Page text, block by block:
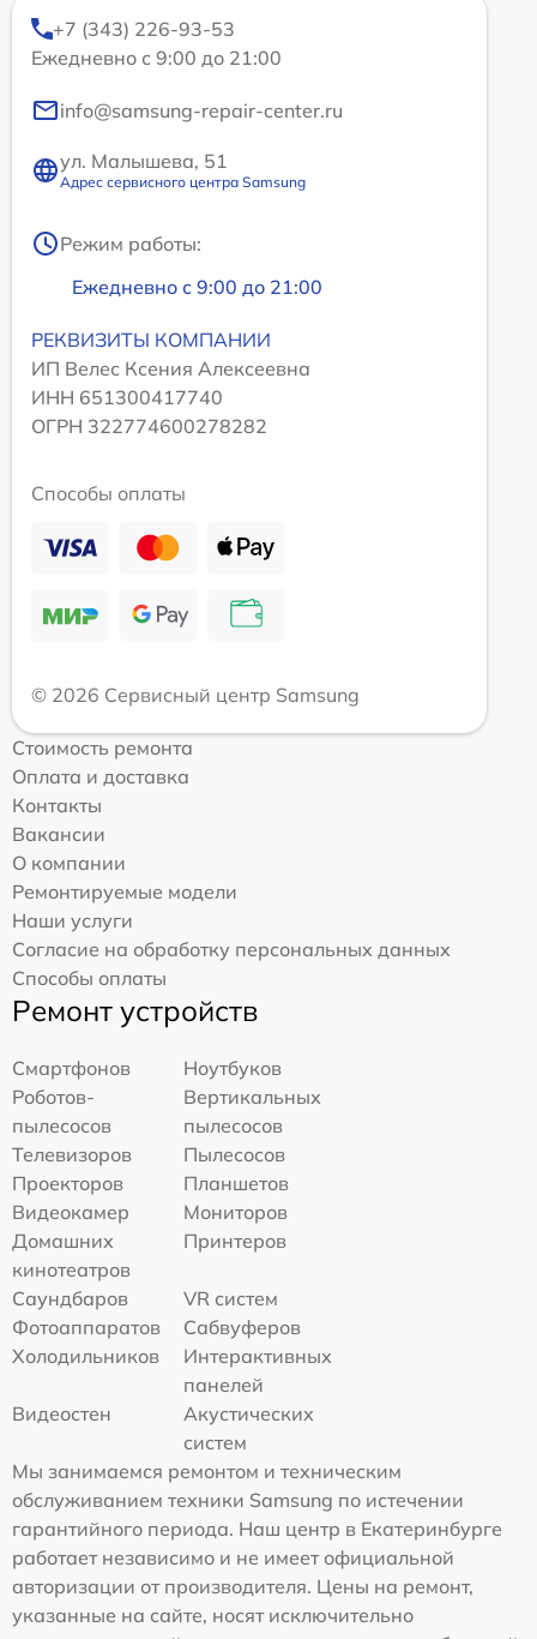
+7 (343) 226-93-53
Ежедневно с 9:00 до 21:00
info@samsung-repair-center.ru
ул. Малышева, 51
Адрес сервисного центра Samsung
Режим работы:
Ежедневно с 9:00 до 21:00
РЕКВИЗИТЫ КОМПАНИИ
ИП Велес Ксения Алексеевна
ИНН 651300417740
ОГРН 322774600278282
Способы оплаты
© 2026 Сервисный центр Samsung
Стоимость ремонта
Оплата и доставка
Контакты
Вакансии
О компании
Ремонтируемые модели
Наши услуги
Согласие на обработку персональных данных
Способы оплаты
Ремонт устройств
Смартфонов
Ноутбуков
Роботов-
пылесосов
Вертикальных
пылесосов
Телевизоров
Пылесосов
Проекторов
Планшетов
Видеокамер
Мониторов
Домашних
кинотеатров
Принтеров
Саундбаров
VR систем
Фотоаппаратов
Сабвуферов
Холодильников
Интерактивных
панелей
Видеостен
Акустических
систем
Мы занимаемся ремонтом и техническим
обслуживанием техники Samsung по истечении
гарантийного периода. Наш центр в Екатеринбурге
работает независимо и не имеет официальной
авторизации от производителя. Цены на ремонт,
указанные на сайте, носят исключительно